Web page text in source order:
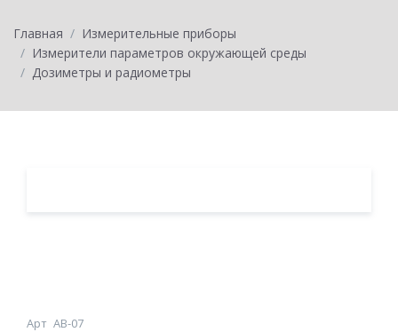
Главная
Измерительные приборы
Измерители параметров окружающей среды
Дозиметры и радиометры
Арт АВ-07